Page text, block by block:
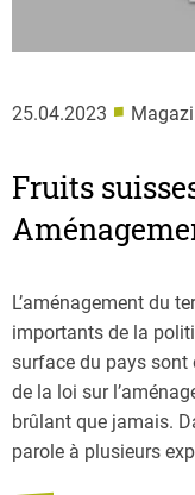
25.04.2023 ■
Fruits
L’aménagement du
importants de la
surface du pays sont
de la loi sur
brûlant que jamais.
parole à plusieurs